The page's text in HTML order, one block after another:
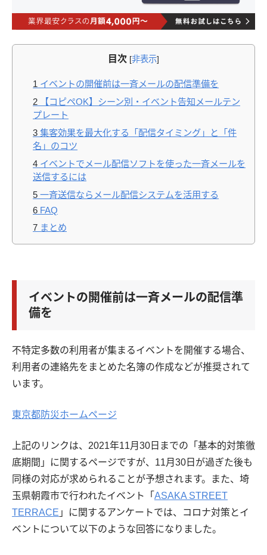
目次 [非表示]
1 イベントの開催前は一斉メールの配信準備を
2 【コピペOK】シーン別・イベント告知メールテン
プレート
3 集客効果を最大化する「配信タイミング」と「件
名」のコツ
4 イベントでメール配信ソフトを使った一斉メールを
送信するには
5 一斉送信ならメール配信システムを活用する
6 FAQ
7 まとめ
イベントの開催前は一斉メールの配信準
備を
不特定多数の利用者が集まるイベントを開催する場合、
利用者の連絡先をまとめた名簿の作成などが推奨されて
います。
東京都防災ホームページ
上記のリンクは、2021年11月30日までの「基本的対策徹
底期間」に関するページですが、11月30日が過ぎた後も
同様の対応が求められることが予想されます。また、埼
玉県朝霞市で行われたイベント「 ASAKA STREET
TERRACE 」に関するアンケートでは、コロナ対策とイ
ベントについて以下のような回答になりました。